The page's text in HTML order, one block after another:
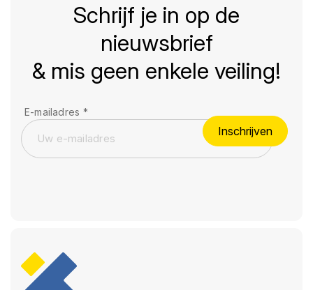
Schrijf je in op de
nieuwsbrief
& mis geen enkele veiling!
E-mailadres *
Inschrijven